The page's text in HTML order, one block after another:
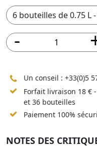
Un conseil : +33(0)5
Forfait livraison 18 € -
et 36 bouteilles
Paiement 100%
NOTES DES